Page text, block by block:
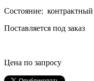
Состояние: контрактный
Поставляется под заказ
Цена по запросу